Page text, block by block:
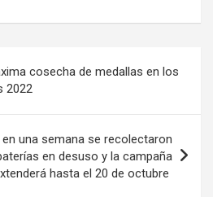
cosecha de medallas en los
2022
una semana se recolectaron
en desuso y la campaña
hasta el 20 de octubre